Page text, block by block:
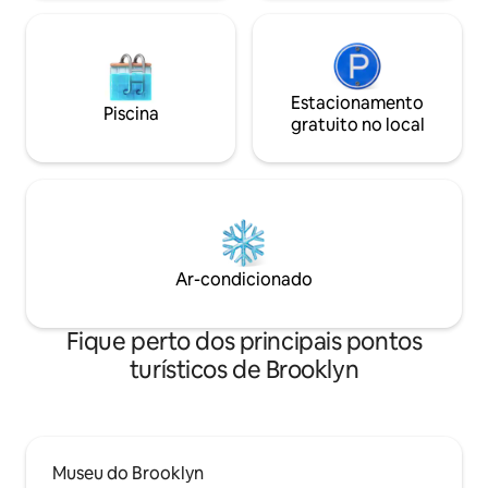
Piscina
Estacionamento
gratuito no local
Ar-condicionado
Fique perto dos principais pontos
turísticos de Brooklyn
Museu do Brooklyn